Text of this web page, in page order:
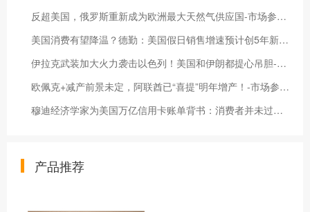
反超美国，俄罗斯重新成为欧洲最大天然气供应国-市场参考-晟峰数据
美国消费有望降温？德勤：美国假日销售增速预计创5年新低-市场参考-晟峰科技数据
伊拉克武装加大火力袭击以色列！美国和伊朗都提心吊胆-市场参考-晟峰数据
欧佩克+减产前景未定，阿联酋已“喜提”明年增产！-市场参考-晟峰科技数据
穆迪经济学家为美国万亿信用卡账单背书：消费者并未过度借贷-市场参考-晟峰科技数据
产品推荐